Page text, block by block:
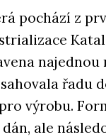
pochází z
najednou
řadu
výrobu.
ale